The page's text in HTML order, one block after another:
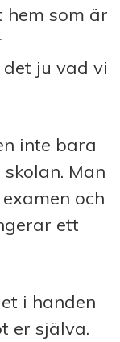
hem som är
ju vad vi
inte bara
Man
och
ett
i handen
er själva.